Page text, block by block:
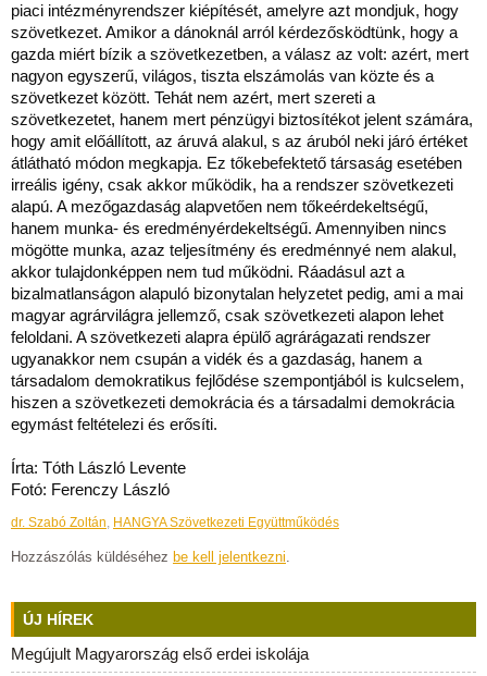
piaci intézményrendszer kiépítését, amelyre azt mondjuk, hogy
szövetkezet. Amikor a dánoknál arról kérdezősködtünk, hogy a
gazda miért bízik a szövetkezetben, a válasz az volt: azért, mert
nagyon egyszerű, világos, tiszta elszámolás van közte és a
szövetkezet között. Tehát nem azért, mert szereti a
szövetkezetet, hanem mert pénzügyi biztosítékot jelent számára,
hogy amit előállított, az áruvá alakul, s az áruból neki járó értéket
átlátható módon megkapja. Ez tőkebefektető társaság esetében
irreális igény, csak akkor működik, ha a rendszer szövetkezeti
alapú. A mezőgazdaság alapvetően nem tőkeérdekeltségű,
hanem munka- és eredményérdekeltségű. Amennyiben nincs
mögötte munka, azaz teljesítmény és eredménnyé nem alakul,
akkor tulajdonképpen nem tud működni. Ráadásul azt a
bizalmatlanságon alapuló bizonytalan helyzetet pedig, ami a mai
magyar agrárvilágra jellemző, csak szövetkezeti alapon lehet
feloldani. A szövetkezeti alapra épülő agrárágazati rendszer
ugyanakkor nem csupán a vidék és a gazdaság, hanem a
társadalom demokratikus fejlődése szempontjából is kulcselem,
hiszen a szövetkezeti demokrácia és a társadalmi demokrácia
egymást feltételezi és erősíti.
Írta: Tóth László Levente
Fotó: Ferenczy László
dr. Szabó Zoltán, HANGYA Szövetkezeti Együttműködés
Hozzászólás küldéséhez be kell jelentkezni.
ÚJ HÍREK
Megújult Magyarország első erdei iskolája